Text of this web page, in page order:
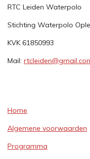
RTC Leiden Waterpolo
Stichting Waterpolo
KVK 61850993
Mail:
Home
Algemene voorwaarden
Programma